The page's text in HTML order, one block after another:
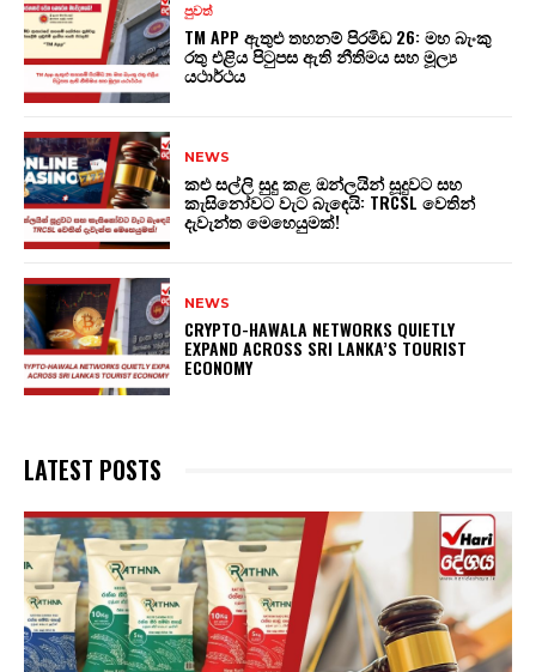
පුවත්
TM APP ඇතුළු තහනම් පිරමිඩ 26: මහ බැංකු
රතු එළිය පිටුපස ඇති නීතිමය සහ මූල්‍ය
යථාර්ථය
NEWS
කළු සල්ලි සුදු කළ ඔන්ලයින් සූදුවට සහ
කැසිනෝවට වැට බැඳෙයි: TRCSL වෙතින්
දැවැන්ත මෙහෙයුමක්!
NEWS
CRYPTO-HAWALA NETWORKS QUIETLY
EXPAND ACROSS SRI LANKA’S TOURIST
ECONOMY
LATEST POSTS